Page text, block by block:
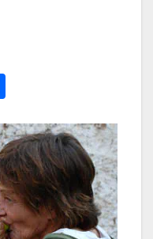
n
di
vi
di